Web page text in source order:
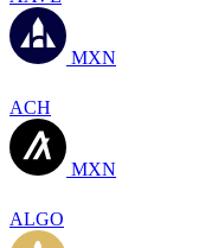
MXN
ACH
MXN
ALGO